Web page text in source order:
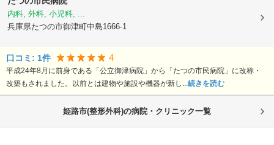
内科, 外科, 小児科, ...
兵庫県たつの市御津町中島1666-1
口コミ: 1件 4
平成24年8月に前身である「公立御津病院」から「たつの市民病院」に改称・
改築もされました。以前とは建物や施設や機器が新し... 続きを読む
姫路市(整形外科)の病院・クリニック一覧